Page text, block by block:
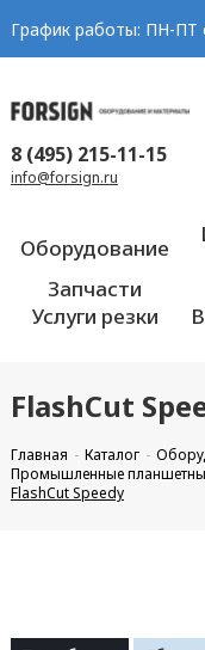
График работы: ПН-ПТ
8 (495) 215-11-15
info@forsign.ru
Оборудование
Запчасти
Услуги резки
FlashCut
Главная Каталог
Промышленные
FlashCut Speedy